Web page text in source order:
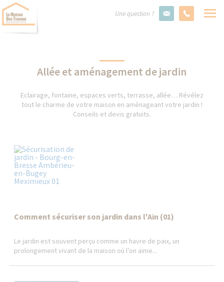
Une question ?
Allée et aménagement de jardin
Eclairage, fontaine, espaces verts, terrasse, allée… Révélez
tout le charme de votre maison en aménageant votre jardin !
Conseils et devis gratuits.
Comment sécuriser son jardin dans l'Ain (01)
Le jardin est souvent perçu comme un havre de paix, un
prolongement vivant de la maison où l’on aime...